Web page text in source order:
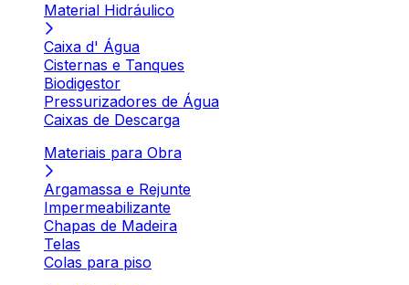
Material Hidráulico
Caixa d' Água
Cisternas e Tanques
Biodigestor
Pressurizadores de Água
Caixas de Descarga
Materiais para Obra
Argamassa e Rejunte
Impermeabilizante
Chapas de Madeira
Telas
Colas para piso